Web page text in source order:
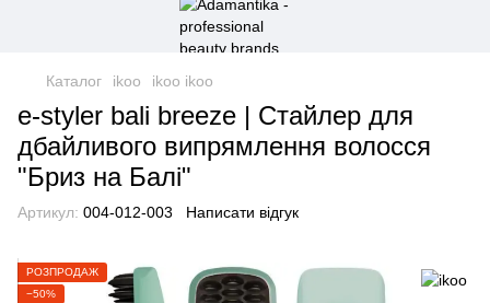
Каталог ikoo ikoo ikoo
e-styler bali breeze | Стайлер для
дбайливого випрямлення волосся
"Бриз на Балі"
Артикул: 004-012-003 Написати відгук
РОЗПРОДАЖ
−50%